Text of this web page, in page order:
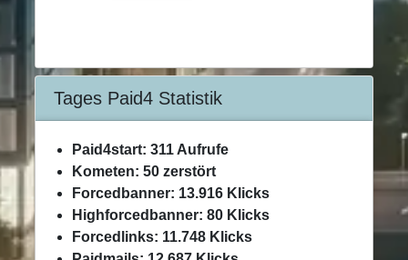
Tages Paid4 Statistik
Paid4start: 311 Aufrufe
Kometen: 50 zerstört
Forcedbanner: 13.916 Klicks
Highforcedbanner: 80 Klicks
Forcedlinks: 11.748 Klicks